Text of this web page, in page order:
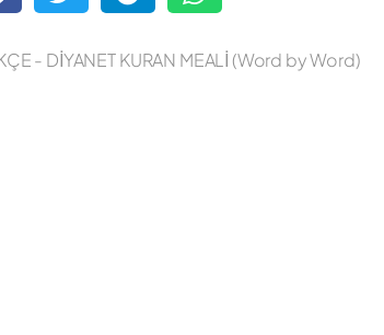
- DİYANET KURAN MEALİ (Word by Word)